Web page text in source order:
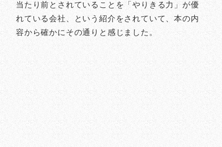
当たり前とされていることを「やりきる力」が優
れている会社、という紹介をされていて、本の内
容から確かにその通りと感じました。